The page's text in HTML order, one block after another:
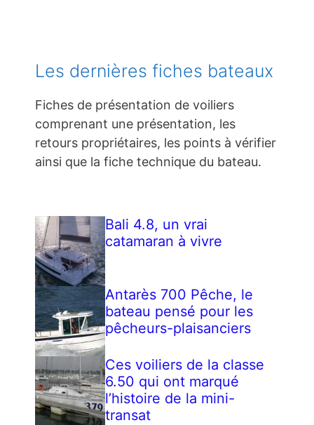
Les dernières fiches bateaux
Fiches de présentation de voiliers
comprenant une présentation, les
retours propriétaires, les points à vérifier
ainsi que la fiche technique du bateau.
Bali 4.8, un vrai
catamaran à vivre
Antarès 700 Pêche, le
bateau pensé pour les
pêcheurs-plaisanciers
Ces voiliers de la classe
6.50 qui ont marqué
l’histoire de la mini-
transat